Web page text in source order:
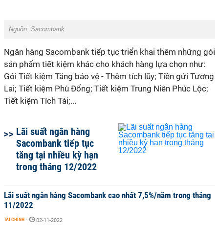
Nguồn: Sacombank
Ngân hàng Sacombank tiếp tục triển khai thêm những gói
sản phẩm tiết kiệm khác cho khách hàng lựa chọn như:
Gói Tiết kiệm Tăng bảo vệ - Thêm tích lũy; Tiền gửi Tương
Lai; Tiết kiệm Phù Đổng; Tiết kiệm Trung Niên Phúc Lộc;
Tiết kiệm Tích Tài;...
Lãi suất ngân hàng
Sacombank tiếp tục
tăng tại nhiều kỳ hạn
trong tháng 12/2022
Lãi suất ngân hàng Sacombank cao nhất 7,5%/năm trong tháng
11/2022
TÀI CHÍNH - 02-11-2022